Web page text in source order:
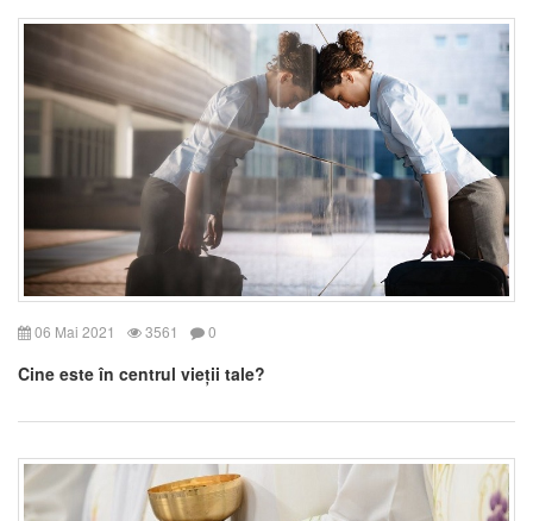
06 Mai 2021 3561 0
Cine este în centrul vieții tale?